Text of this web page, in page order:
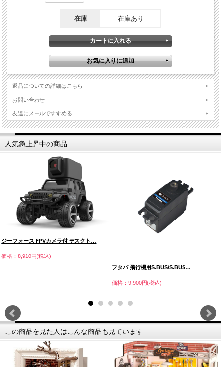
在庫 在庫あり
返品についての詳細はこちら
お問い合わせ
友達にメールですすめる
人気急上昇中の商品
ジーフォース FPVカメラ付 デスクト…
価格：8,910円(税込)
フタバ 飛行機用S.BUS/S.BUS…
価格：9,900円(税込)
この商品を見た人はこんな商品も見ています